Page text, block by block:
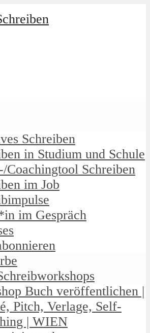
Schreiben
in Studium und Schule
Coachingtool Schreiben
im Job
im Gespräch
Buch veröffentlichen |
Pitch, Verlage, Self-
| WIEN